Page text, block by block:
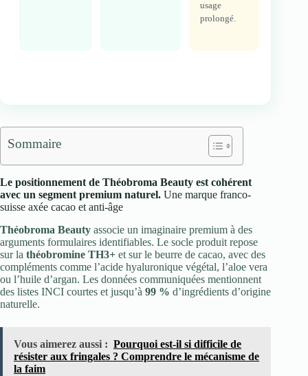
usage
prolongé.
Sommaire
Le positionnement de Théobroma Beauty est cohérent
avec un segment premium naturel. Une marque franco-
suisse axée cacao et anti-âge
Théobroma Beauty associe un imaginaire premium à des
arguments formulaires identifiables. Le socle produit repose
sur la théobromine TH3+ et sur le beurre de cacao, avec des
compléments comme l’acide hyaluronique végétal, l’aloe vera
ou l’huile d’argan. Les données communiquées mentionnent
des listes INCI courtes et jusqu’à 99 % d’ingrédients d’origine
naturelle.
Vous aimerez aussi : Pourquoi est-il si difficile de
résister aux fringales ? Comprendre le mécanisme de
la faim